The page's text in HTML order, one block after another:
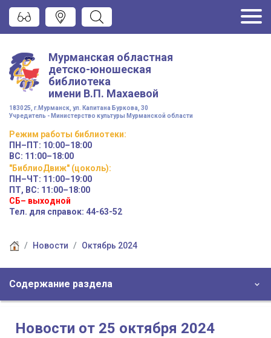
Мурманская областная
детско-юношеская
библиотека
имени В.П. Махаевой
183025, г.Мурманск, ул. Капитана Буркова, 30
Учредитель - Министерство культуры Мурманской области
Режим работы библиотеки:
ПН–ПТ: 10:00–18:00
ВС: 11:00–18:00
"БиблиоДвиж" (цоколь):
ПН–ЧТ: 11:00–19:00
ПТ, ВС: 11:00–18:00
СБ– выходной
Тел. для справок: 44-63-52
Новости Октябрь 2024
Содержание раздела
Новости от 25 октября 2024